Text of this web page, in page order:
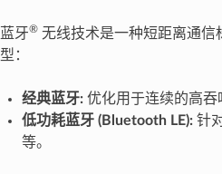
蓝牙®无线技术是一种短距离通信
型：
经典蓝牙:优化用于连续的高吞
低功耗蓝牙 (Bluetooth LE):针
等。